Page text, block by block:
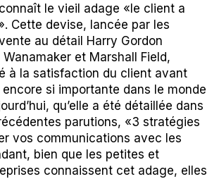
le vieil adage «le client a
Cette devise, lancée par les
au détail Harry Gordon
et Marshall Field,
à la satisfaction du client avant
si importante dans le monde
qu’elle a été détaillée dans
parutions, «3 stratégies
vos communications avec les
bien que les petites et
connaissent cet adage, elles